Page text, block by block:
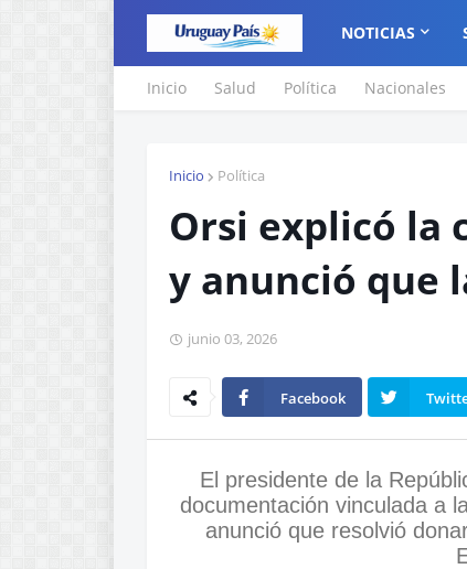
NOTICIAS
Inicio Salud Política Nacionales
Inicio Política
Orsi explicó la
y anunció que
junio 03, 2026
Facebook
El presidente de la
documentación vinculada a
anunció que resolvió